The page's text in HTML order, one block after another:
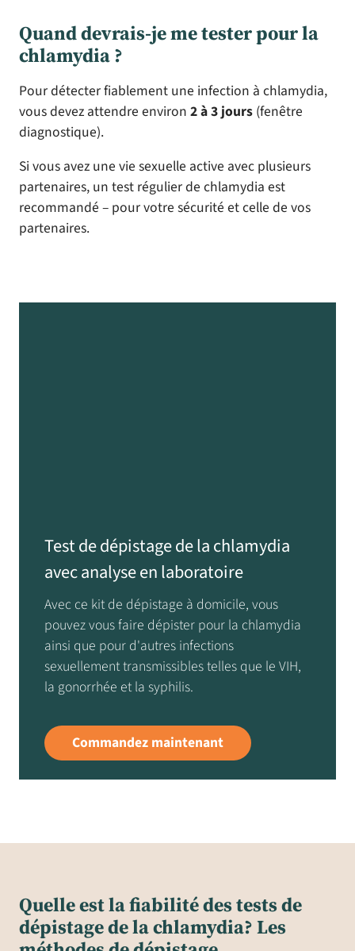
Quand devrais-je me tester pour la
chlamydia ?
Pour détecter fiablement une infection à chlamydia,
vous devez attendre environ 2 à 3 jours (fenêtre
diagnostique).
Si vous avez une vie sexuelle active avec plusieurs
partenaires, un test régulier de chlamydia est
recommandé – pour votre sécurité et celle de vos
partenaires.
Test de dépistage de la chlamydia
avec analyse en laboratoire
Avec ce kit de dépistage à domicile, vous
pouvez vous faire dépister pour la chlamydia
ainsi que pour d'autres infections
sexuellement transmissibles telles que le VIH,
la gonorrhée et la syphilis.
Commandez maintenant
Quelle est la fiabilité des tests de
dépistage de la chlamydia? Les